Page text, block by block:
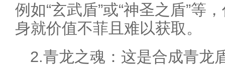
例如“玄武盾”或“神圣之盾”等
身就价值不菲且难以获取。
2.青龙之魂：这是合成青龙